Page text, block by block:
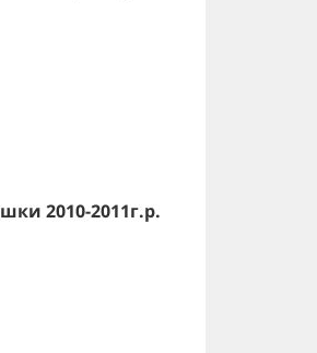
2010-2011г.р.